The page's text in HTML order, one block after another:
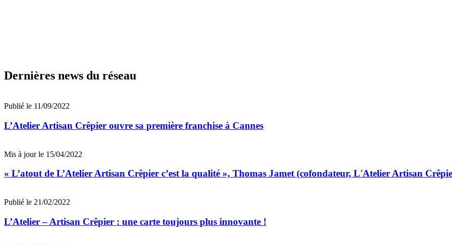
Dernières news du réseau
Publié le 11/09/2022
L’Atelier Artisan Crêpier ouvre sa première franchise à Cannes
Mis à jour le 15/04/2022
« L’atout de L’Atelier Artisan Crêpier c’est la qualité », Thomas Jamet (cofondateur, L'Atelier Artisan
Publié le 21/02/2022
L’Atelier – Artisan Crêpier : une carte toujours plus innovante !